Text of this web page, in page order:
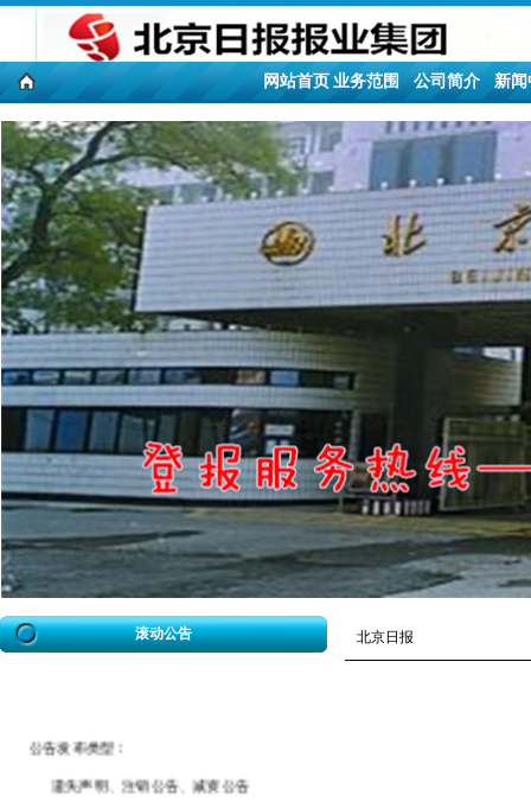
网站首页 业务范围 公司简介 新闻
滚动公告
公告发布类型：
遗失声明、注销公告、减资公告
北京日报